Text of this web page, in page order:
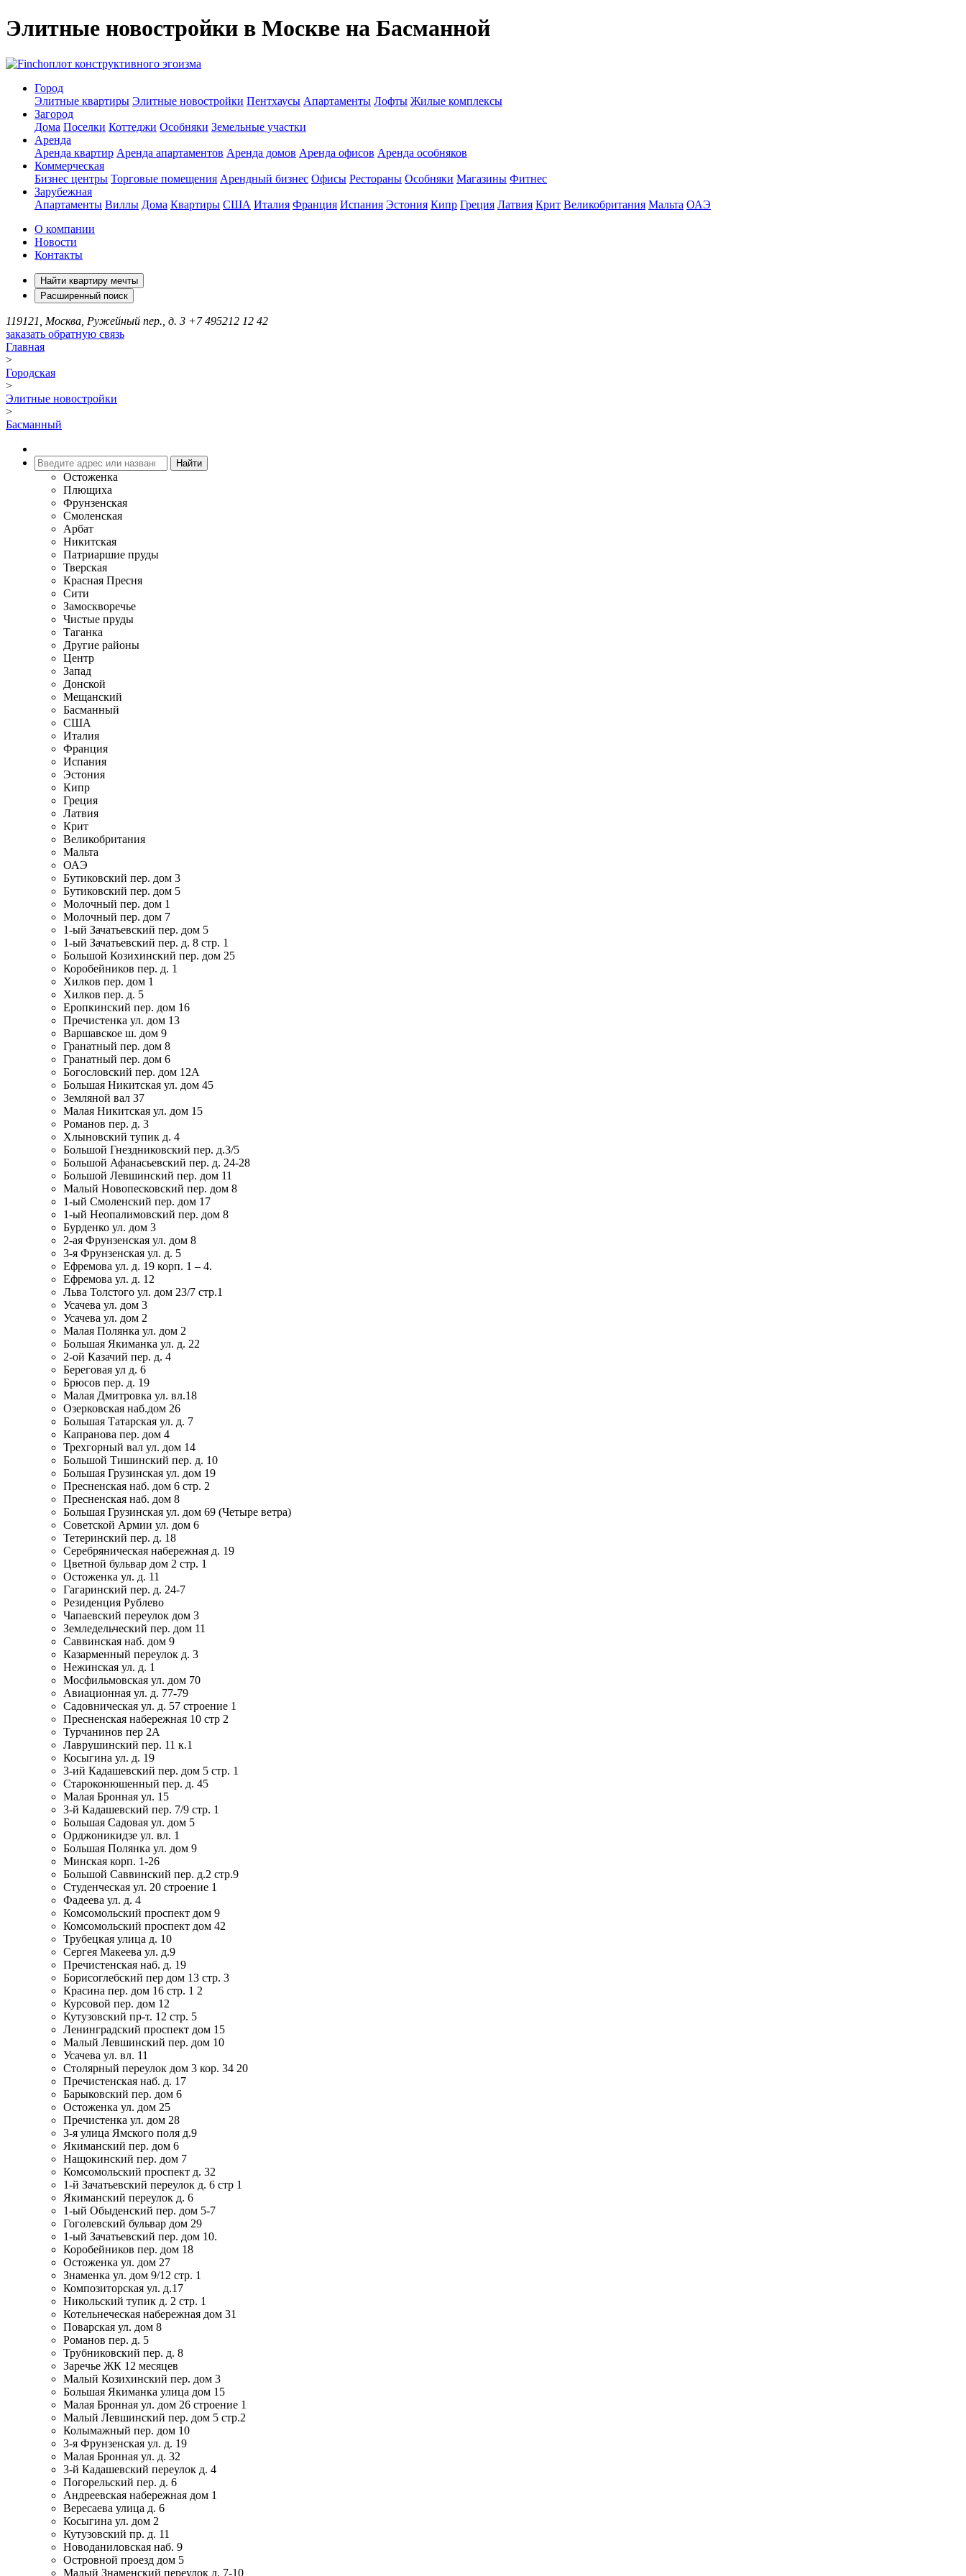
Элитные новостройки в Москве на Басманной
оплот конструктивного эгоизма
Город
Элитные квартиры Элитные новостройки Пентхаусы Апартаменты Лофты Жилые комплексы
Загород
Дома Поселки Коттеджи Особняки Земельные участки
Аренда
Аренда квартир Аренда апартаментов Аренда домов Аренда офисов Аренда особняков
Коммерческая
Бизнес центры Торговые помещения Арендный бизнес Офисы Рестораны Особняки Магазины Фитнес
Зарубежная
Апартаменты Виллы Дома Квартиры США Италия Франция Испания Эстония Кипр Греция Латвия Крит Великобритания Мальта ОАЭ
О компании
Новости
Контакты
Найти квартиру мечты
Расширенный поиск
119121, Москва, Ружейный пер., д. 3 +7 495212 12 42
заказать обратную связь
Главная
>
Городская
>
Элитные новостройки
>
Басманный
Остоженка
Плющиха
Фрунзенская
Смоленская
Арбат
Никитская
Патриаршие пруды
Тверская
Красная Пресня
Сити
Замоскворечье
Чистые пруды
Таганка
Другие районы
Центр
Запад
Донской
Мещанский
Басманный
США
Италия
Франция
Испания
Эстония
Кипр
Греция
Латвия
Крит
Великобритания
Мальта
ОАЭ
Бутиковский пер. дом 3
Бутиковский пер. дом 5
Молочный пер. дом 1
Молочный пер. дом 7
1-ый Зачатьевский пер. дом 5
1-ый Зачатьевский пер. д. 8 стр. 1
Большой Козихинский пер. дом 25
Коробейников пер. д. 1
Хилков пер. дом 1
Хилков пер. д. 5
Еропкинский пер. дом 16
Пречистенка ул. дом 13
Варшавское ш. дом 9
Гранатный пер. дом 8
Гранатный пер. дом 6
Богословский пер. дом 12А
Большая Никитская ул. дом 45
Земляной вал 37
Малая Никитская ул. дом 15
Романов пер. д. 3
Хлыновский тупик д. 4
Большой Гнездниковский пер. д.3/5
Большой Афанасьевский пер. д. 24-28
Большой Левшинский пер. дом 11
Малый Новопесковский пер. дом 8
1-ый Смоленский пер. дом 17
1-ый Неопалимовский пер. дом 8
Бурденко ул. дом 3
2-ая Фрунзенская ул. дом 8
3-я Фрунзенская ул. д. 5
Ефремова ул. д. 19 корп. 1 – 4.
Ефремова ул. д. 12
Льва Толстого ул. дом 23/7 стр.1
Усачева ул. дом 3
Усачева ул. дом 2
Малая Полянка ул. дом 2
Большая Якиманка ул. д. 22
2-ой Казачий пер. д. 4
Береговая ул д. 6
Брюсов пер. д. 19
Малая Дмитровка ул. вл.18
Озерковская наб.дом 26
Большая Татарская ул. д. 7
Капранова пер. дом 4
Трехгорный вал ул. дом 14
Большой Тишинский пер. д. 10
Большая Грузинская ул. дом 19
Пресненская наб. дом 6 стр. 2
Пресненская наб. дом 8
Большая Грузинская ул. дом 69 (Четыре ветра)
Советской Армии ул. дом 6
Тетеринский пер. д. 18
Серебряническая набережная д. 19
Цветной бульвар дом 2 стр. 1
Остоженка ул. д. 11
Гагаринский пер. д. 24-7
Резиденция Рублево
Чапаевский переулок дом 3
Земледельческий пер. дом 11
Саввинская наб. дом 9
Казарменный переулок д. 3
Нежинская ул. д. 1
Мосфильмовская ул. дом 70
Авиационная ул. д. 77-79
Садовническая ул. д. 57 строение 1
Пресненская набережная 10 стр 2
Турчанинов пер 2А
Лаврушинский пер. 11 к.1
Косыгина ул. д. 19
3-ий Кадашевский пер. дом 5 стр. 1
Староконюшенный пер. д. 45
Малая Бронная ул. 15
3-й Кадашевский пер. 7/9 стр. 1
Большая Садовая ул. дом 5
Орджоникидзе ул. вл. 1
Большая Полянка ул. дом 9
Минская корп. 1-26
Большой Саввинский пер. д.2 стр.9
Студенческая ул. 20 строение 1
Фадеева ул. д. 4
Комсомольский проспект дом 9
Комсомольский проспект дом 42
Трубецкая улица д. 10
Сергея Макеева ул. д.9
Пречистенская наб. д. 19
Борисоглебский пер дом 13 стр. 3
Красина пер. дом 16 стр. 1 2
Курсовой пер. дом 12
Кутузовский пр-т. 12 стр. 5
Ленинградский проспект дом 15
Малый Левшинский пер. дом 10
Усачева ул. вл. 11
Столярный переулок дом 3 кор. 34 20
Пречистенская наб. д. 17
Барыковский пер. дом 6
Остоженка ул. дом 25
Пречистенка ул. дом 28
3-я улица Ямского поля д.9
Якиманский пер. дом 6
Нащокинский пер. дом 7
Комсомольский проспект д. 32
1-й Зачатьевский переулок д. 6 стр 1
Якиманский переулок д. 6
1-ый Обыденский пер. дом 5-7
Гоголевский бульвар дом 29
1-ый Зачатьевский пер. дом 10.
Коробейников пер. дом 18
Остоженка ул. дом 27
Знаменка ул. дом 9/12 стр. 1
Композиторская ул. д.17
Никольский тупик д. 2 стр. 1
Котельнеческая набережная дом 31
Поварская ул. дом 8
Романов пер. д. 5
Трубниковский пер. д. 8
Заречье ЖК 12 месяцев
Малый Козихинский пер. дом 3
Большая Якиманка улица дом 15
Малая Бронная ул. дом 26 строение 1
Малый Левшинский пер. дом 5 стр.2
Колымажный пер. дом 10
3-я Фрунзенская ул. д. 19
Малая Бронная ул. д. 32
3-й Кадашевский переулок д. 4
Погорельский пер. д. 6
Андреевская набережная дом 1
Вересаева улица д. 6
Косыгина ул. дом 2
Кутузовский пр. д. 11
Новоданиловская наб. 9
Островной проезд дом 5
Малый Знаменский переулок д. 7-10